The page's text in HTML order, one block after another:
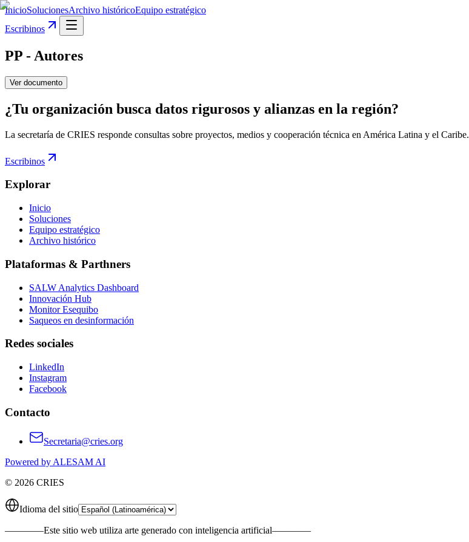
InicioSolucionesArchivo históricoEquipo estratégico
Escribinos
PP - Autores
Ver documento
¿Tu organización busca datos rigurosos y alianzas en la región?
La secretaría de CRIES responde consultas sobre proyectos, medios y cooperación técnica en América Latina y el Caribe.
Escribinos
Explorar
Inicio
Soluciones
Equipo estratégico
Archivo histórico
Plataformas & Parthners
SALW Analytics Dashboard
Innovación Hub
Monitor Esequibo
Saqueos en desinformación
Redes sociales
LinkedIn
Instagram
Facebook
Contacto
Secretaria@cries.org
Powered by ALESAM AI
© 2026 CRIES
Idioma del sitio
————Este sitio web utiliza arte generado con inteligencia artificial————